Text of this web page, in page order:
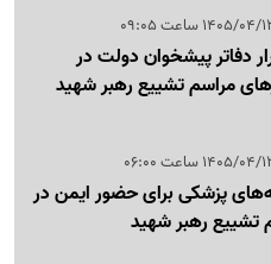
دفاتر پیشخوان دولت در
مراسم تشییع رهبر شهید
پزشکی برای حضور ایمن در
تشییع رهبر شهید